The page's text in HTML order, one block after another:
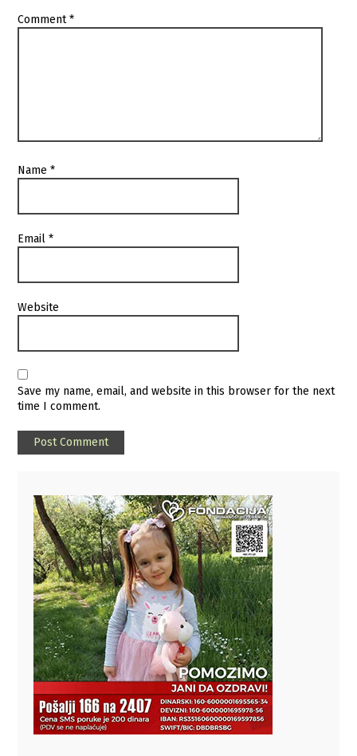
Comment*
Name*
Email*
Website
Save my name, email, and website in this browser for the next
time I comment.